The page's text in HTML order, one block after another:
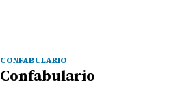
CONFABULARIO
Confabulario